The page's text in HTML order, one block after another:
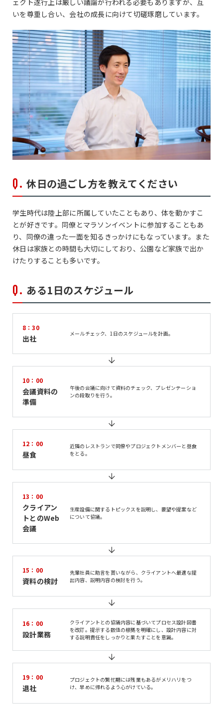
いを尊重し合い、会社の成長に向けて切磋琢磨しています。
休日の過ごし方を教えてください
学生時代は陸上部に所属していたこともあり、体を動かすこ
とが好きです。同僚とマラソンイベントに参加することもあ
り、同僚の違った一面を知るきっかけにもなっています。また
休日は家族との時間も大切にしており、公園など家族で出か
けたりすることも多いです。
ある1日のスケジュール
8：30
出社 メールチェック、1日のスケジュールを計画。
10：00
会議資料の
準備
午後の会議に向けて資料のチェック、プレゼンテーショ
ンの段取りを行う。
12：00
昼食
近隣のレストランで同僚やプロジェクトメンバーと昼食
をとる。
13：00
クライアン
トとのWeb
会議
生産設備に関するトピックスを説明し、要望や提案など
について協議。
15：00
資料の検討
先輩社員に助言を貰いながら、クライアントへ最適な提
出内容、説明内容の検討を行う。
16：00
設計業務
クライアントとの協議内容に基づいてプロセス設計図書
を改訂。提示する数値の根拠を明確にし、設計内容に対
する説明責任をしっかりと果たすことを意識。
19：00
退社
プロジェクトの繁忙期には残業もあるがメリハリをつ
け、早めに帰れるよう心がけている。